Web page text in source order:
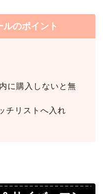
のポイント
に購入しないと無
チリストへ入れ